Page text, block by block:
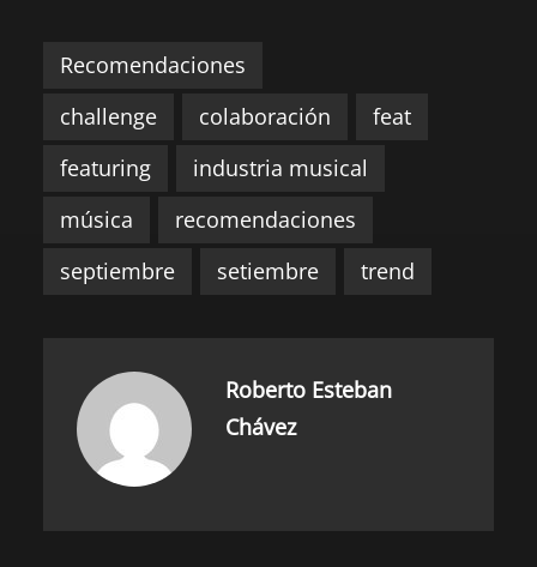
Recomendaciones
challenge
colaboración
feat
featuring
industria musical
música
recomendaciones
septiembre
setiembre trend
Roberto Esteban
Chávez